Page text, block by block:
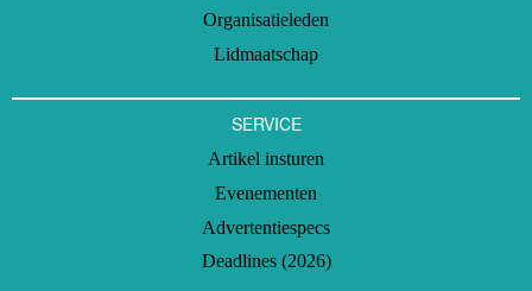
Organisatieleden
Lidmaatschap
SERVICE
Artikel insturen
Evenementen
Advertentiespecs
Deadlines (2026)